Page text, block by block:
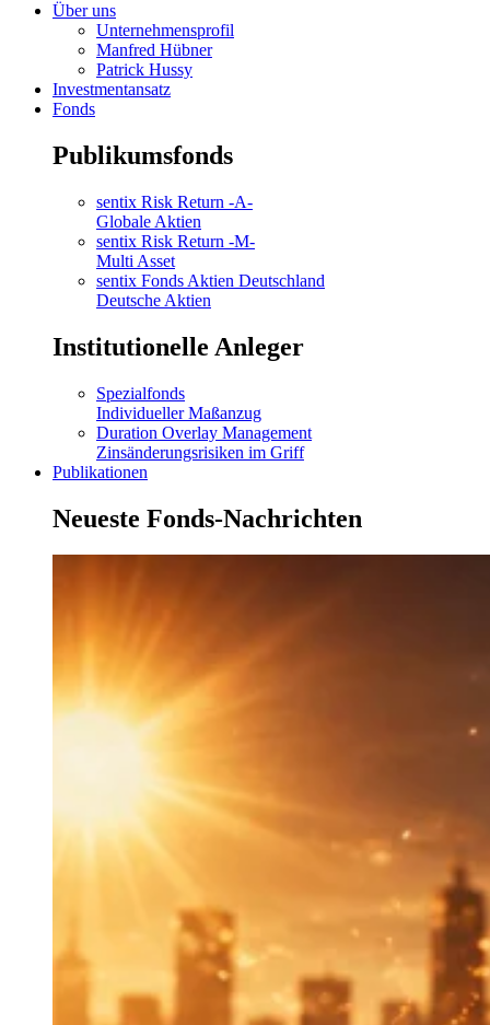
Über uns
Unternehmensprofil
Manfred Hübner
Patrick Hussy
Investmentansatz
Fonds
Publikumsfonds
sentix Risk Return -A-
Globale Aktien
sentix Risk Return -M-
Multi Asset
sentix Fonds Aktien Deutschland
Deutsche Aktien
Institutionelle Anleger
Spezialfonds
Individueller Maßanzug
Duration Overlay Management
Zinsänderungsrisiken im Griff
Publikationen
Neueste Fonds-Nachrichten